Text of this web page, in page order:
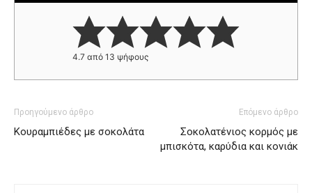
4.7 από 13 ψήφους
Προηγούμενο άρθρο
Κουραμπιέδες με σοκολάτα
Επόμενο άρθρο
Σοκολατένιος κορμός με
μπισκότα, καρύδια και κονιάκ